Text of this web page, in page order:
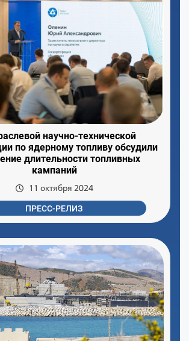
научно-технической
по ядерному топливу обсудили
длительности топливных
кампаний
11 октября 2024
ПРЕСС-РЕЛИЗ